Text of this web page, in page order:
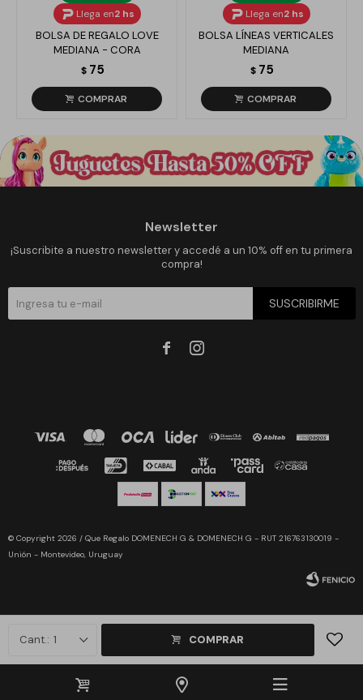
1 COMPRAR
Llega en2 hs
BOLSA DE REGALO LOVE
MEDIANA - CORA
$ 75
Llega en2 hs
BOLSA LÍNEAS VERTICALES
MEDIANA
$ 75
Newsletter
¡Suscribite a nuestro newsletter y accedé a un 10% off en tu primera
compra!
SUSCRIBIRME
 
© Copyright 2026 / Que Regalo DOMENECH G & DOMENECH G - RUT 216763130019 -
Unión - Montevideo, Uruguay